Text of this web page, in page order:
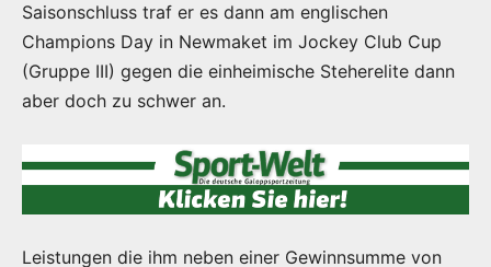
Saisonschluss traf er es dann am englischen
Champions Day in Newmaket im Jockey Club Cup
(Gruppe III) gegen die einheimische Steherelite dann
aber doch zu schwer an.
Leistungen die ihm neben einer Gewinnsumme von